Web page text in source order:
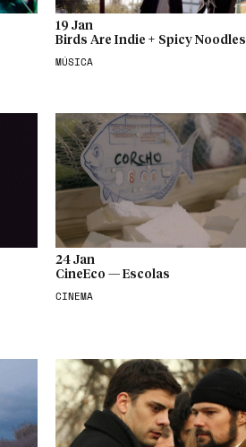
19 Jan
Birds Are Indie + Spicy Noodles
MÚSICA
24 Jan
CineEco — Escolas
CINEMA